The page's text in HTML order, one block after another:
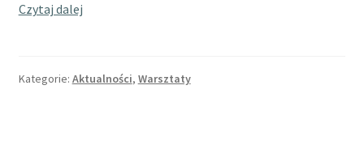
Czytaj dalej
Kategorie: Aktualności, Warsztaty